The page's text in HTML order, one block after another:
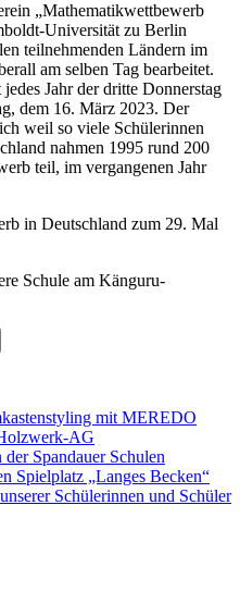
„Mathematikwettbewerb
Universität zu Berlin
teilnehmenden Ländern im
am selben Tag bearbeitet.
Jahr der dritte Donnerstag
dem 16. März 2023. Der
weil so viele Schülerinnen
nahmen 1995 rund 200
teil, im vergangenen Jahr
in Deutschland zum 29. Mal
Schule am Känguru-
mit MEREDO
AG
Spandauer Schulen
Spielplatz „Langes Becken“
Schülerinnen und Schüler